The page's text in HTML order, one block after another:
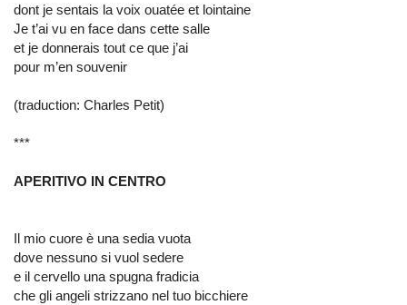
dont je sentais la voix ouatée et lointaine
Je t’ai vu en face dans cette salle
et je donnerais tout ce que j’ai
pour m’en souvenir
(traduction: Charles Petit)
***
APERITIVO IN CENTRO
Il mio cuore è una sedia vuota
dove nessuno si vuol sedere
e il cervello una spugna fradicia
che gli angeli strizzano nel tuo bicchiere